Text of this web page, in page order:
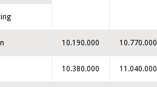
10.190.000 10.770.000
10.380.000 11.040.000